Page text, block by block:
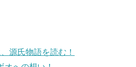
源氏物語を読む！